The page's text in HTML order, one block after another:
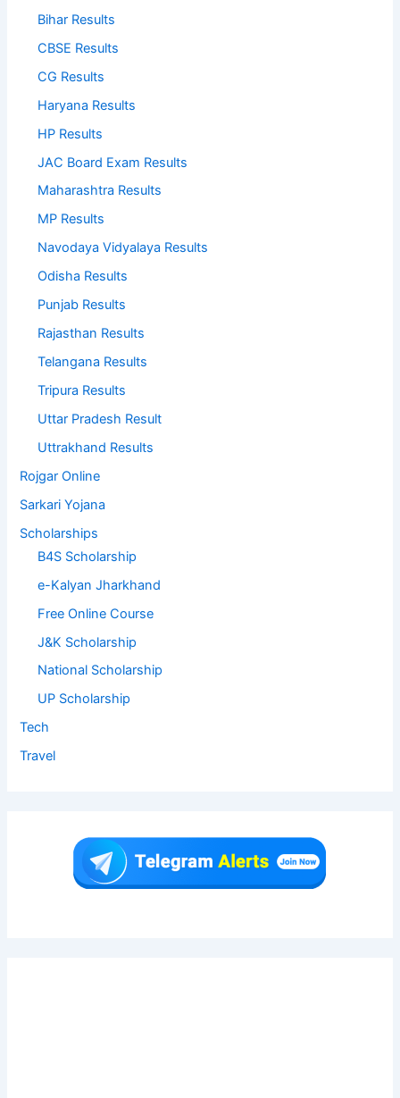
Bihar Results
CBSE Results
CG Results
Haryana Results
HP Results
JAC Board Exam Results
Maharashtra Results
MP Results
Navodaya Vidyalaya Results
Odisha Results
Punjab Results
Rajasthan Results
Telangana Results
Tripura Results
Uttar Pradesh Result
Uttrakhand Results
Rojgar Online
Sarkari Yojana
Scholarships
B4S Scholarship
e-Kalyan Jharkhand
Free Online Course
J&K Scholarship
National Scholarship
UP Scholarship
Tech
Travel